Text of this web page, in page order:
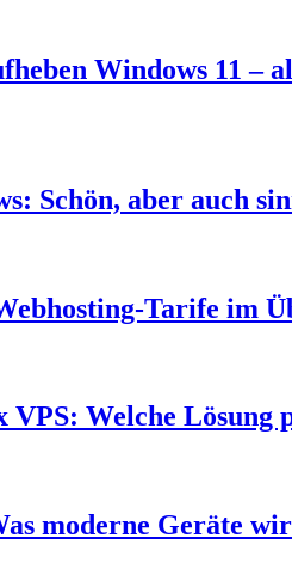
Windows 11 –
Schön, aber auch
Tarife im
Welche Lösung
moderne Geräte